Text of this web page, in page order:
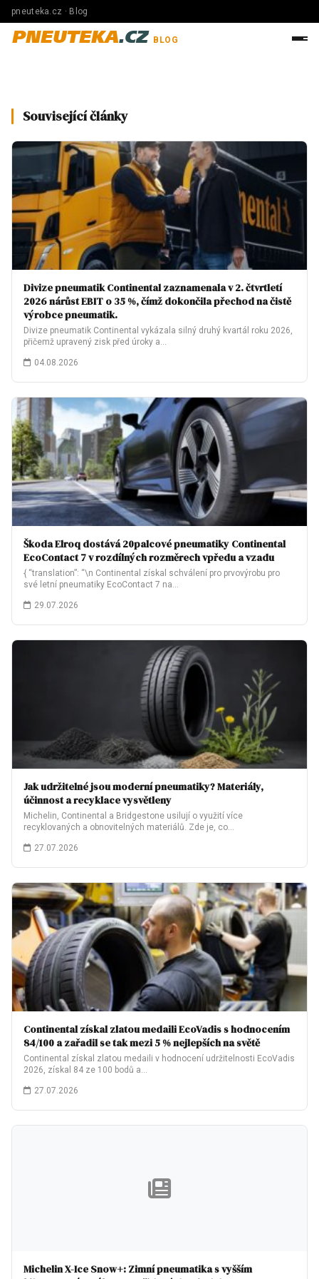
pneuteka.cz · Blog
PNEUTEKA.CZ BLOG
Související články
Divize pneumatik Continental zaznamenala v 2. čtvrtletí
2026 nárůst EBIT o 35 %, čímž dokončila přechod na čistě
výrobce pneumatik.
Divize pneumatik Continental vykázala silný druhý kvartál roku 2026,
přičemž upravený zisk před úroky a…
04.08.2026
Škoda Elroq dostává 20palcové pneumatiky Continental
EcoContact 7 v rozdílných rozměrech vpředu a vzadu
{ “translation”: “\n Continental získal schválení pro prvovýrobu pro
své letní pneumatiky EcoContact 7 na…
29.07.2026
Jak udržitelné jsou moderní pneumatiky? Materiály,
účinnost a recyklace vysvětleny
Michelin, Continental a Bridgestone usilují o využití více
recyklovaných a obnovitelných materiálů. Zde je, co…
27.07.2026
Continental získal zlatou medaili EcoVadis s hodnocením
84/100 a zařadil se tak mezi 5 % nejlepších na světě
Continental získal zlatou medaili v hodnocení udržitelnosti EcoVadis
2026, získal 84 ze 100 bodů a…
27.07.2026
Michelin X-Ice Snow+: Zimní pneumatika s vyšším